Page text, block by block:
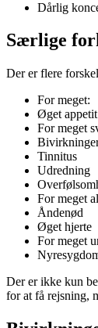
Dårlig
Særlige
Der er flere
For meget:
Øget appetit
For meget
Tinnitus
Udredning
For meget
Åndenød
Øget hjerte
For meget
Der er ikke kun
for at få rejsning,